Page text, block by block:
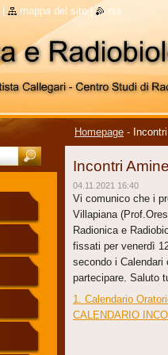
Homepage -
Incontri
04.11.2021 16:40
Vi comunico che i
Villapiana
Radionica e
fissati per venerdì
secondo i Calendari
partecipare. Saluto
1. Calendario
CALENDARIO
mappa del sito | rss